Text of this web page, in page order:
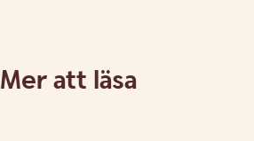
Mer att läsa